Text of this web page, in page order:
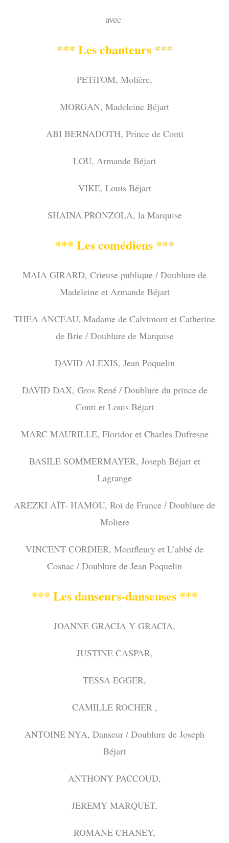
avec
*** Les chanteurs ***
PETiTOM, Molière,
MORGAN, Madeleine Béjart
ABI BERNADOTH, Prince de Conti
LOU, Armande Béjart
VIKE, Louis Béjart
SHAINA PRONZOLA, la Marquise
*** Les comédiens ***
MAIA GIRARD, Crieuse publique / Doublure de
Madeleine et Armande Béjart
THEA ANCEAU, Madame de Calvimont et Catherine
de Brie / Doublure de Marquise
DAVID ALEXIS, Jean Poquelin
DAVID DAX, Gros René / Doublure du prince de
Conti et Louis Béjart
MARC MAURILLE, Floridor et Charles Dufresne
BASILE SOMMERMAYER, Joseph Béjart et
Lagrange
AREZKI AÏT- HAMOU, Roi de France / Doublure de
Moliere
VINCENT CORDIER, Montfleury et L’abbé de
Cosnac / Doublure de Jean Poquelin
*** Les danseurs-danseuses ***
JOANNE GRACIA Y GRACIA,
JUSTINE CASPAR,
TESSA EGGER,
CAMILLE ROCHER ,
ANTOINE NYA, Danseur / Doublure de Joseph
Béjart
ANTHONY PACCOUD,
JEREMY MARQUET,
ROMANE CHANEY,